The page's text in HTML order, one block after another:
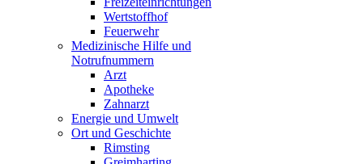
Wertstoffhof
Feuerwehr
Medizinische Hilfe und
Notrufnummern
Arzt
Apotheke
Zahnarzt
Energie und Umwelt
Ort und Geschichte
Rimsting